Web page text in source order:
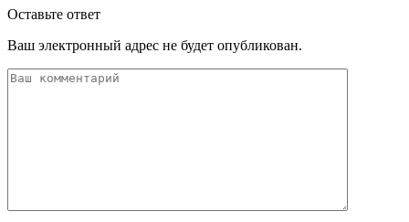
Оставьте ответ
Ваш электронный адрес не будет опубликован.